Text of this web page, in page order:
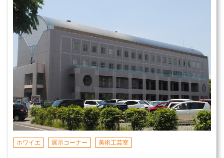
ホワイエ 展示コーナー 美術工芸室